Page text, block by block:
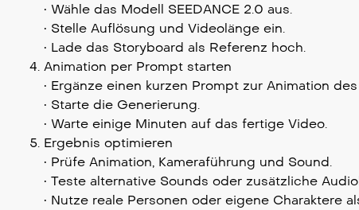
• Wähle das Modell SEEDANCE 2.0 aus.
• Stelle Auflösung und Videolänge ein.
• Lade das Storyboard als Referenz hoch.
Animation per Prompt starten
• Ergänze einen kurzen Prompt zur Animation
• Starte die Generierung.
• Warte einige Minuten auf das fertige Video.
Ergebnis optimieren
• Prüfe Animation, Kameraführung und Sound.
• Teste alternative Sounds oder zusätzliche
• Nutze reale Personen oder eigene Charaktere